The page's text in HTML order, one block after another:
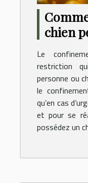
chien
Le
restriction
personne ou
le
qu’en cas
et pour se
possédez un